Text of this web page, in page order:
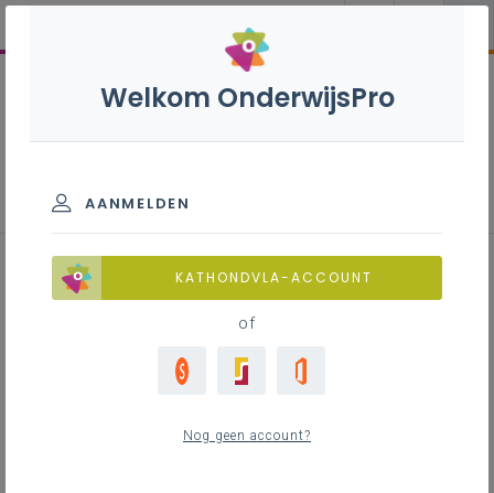
Het leerplan plus inspirerend materiaal en meer
vind je op deze pagina.
Welkom OnderwijsPro
AANMELDEN
KATHONDVLA-ACCOUNT
of
Nog geen account?